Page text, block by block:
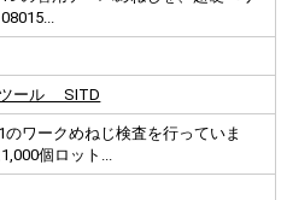
ツール SITD
のワークめねじ検査を行っていま
個ロット...